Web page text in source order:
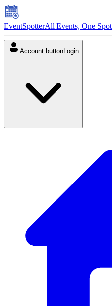
EventSpotterAll Events, One Spot
Account buttonLogin